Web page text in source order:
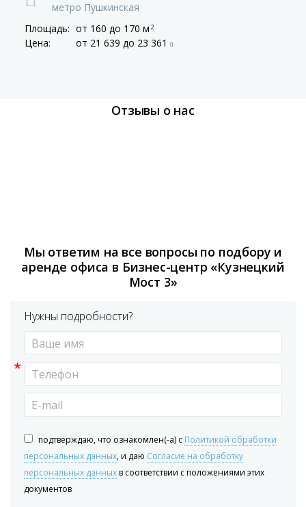
метро Пушкинская
Площадь: от 160 до 170 м 2
Цена: от 21 639 до 23 361
Отзывы о нас
Мы ответим на все вопросы по подбору и
аренде офиса в Бизнес-центр «Кузнецкий
Мост 3»
Нужны подробности?
*
подтверждаю, что ознакомлен(-а) с Политикой обработки
персональных данных, и даю Согласие на обработку
персональных данныхв соответствии с положениями этих
документов